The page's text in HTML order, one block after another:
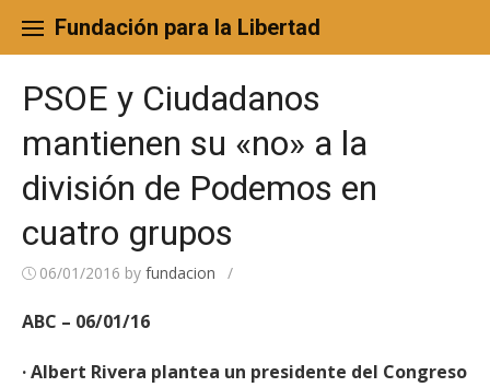
content
Fundación para la Libertad
PSOE y Ciudadanos
mantienen su «no» a la
división de Podemos en
cuatro grupos
06/01/2016 by fundacion /
ABC – 06/01/16
· Albert Rivera plantea un presidente del Congreso